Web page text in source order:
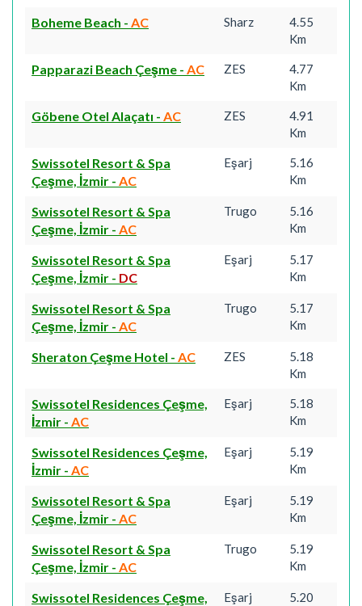
Boheme Beach - AC Sharz
4.55
Km
Papparazi Beach Çeşme - AC ZES
4.77
Km
Göbene Otel Alaçatı - AC ZES
4.91
Km
Swissotel Resort & Spa
Çeşme, İzmir - AC
Eşarj
5.16
Km
Swissotel Resort & Spa
Çeşme, İzmir - AC
Trugo
5.16
Km
Swissotel Resort & Spa
Çeşme, İzmir - DC
Eşarj
5.17
Km
Swissotel Resort & Spa
Çeşme, İzmir - AC
Trugo
5.17
Km
Sheraton Çeşme Hotel - AC ZES
5.18
Km
Swissotel Residences Çeşme,
İzmir - AC
Eşarj
5.18
Km
Swissotel Residences Çeşme,
İzmir - AC
Eşarj
5.19
Km
Swissotel Resort & Spa
Çeşme, İzmir - AC
Eşarj
5.19
Km
Swissotel Resort & Spa
Çeşme, İzmir - AC
Trugo
5.19
Km
Swissotel Residences Çeşme,
Eşarj
5.20